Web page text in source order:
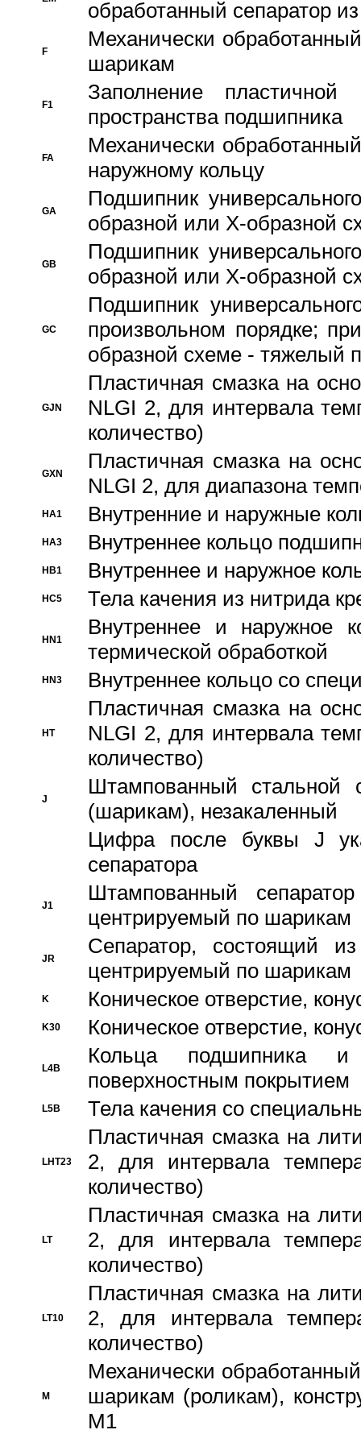
обработанный сепаратор
F
Механически
шарикам
F1
Заполнение
пространства подшипника
FA
Механически
наружному кольцу
GA
Подшипник
образной или Х-образной
GB
Подшипник
образной или Х-образной
GC
Подшипник
произвольном порядке;
образной схеме - тяжелый
GJN
Пластичная смазка на
NLGI 2, для интервала
количество)
GXN
Пластичная смазка на
NLGI 2, для диапазона
HA1 Внутренние и наружные
HA3 Bнутреннее кольцо
HB1 Bнутреннее и наружное
HC5 Тела качения из нитрида
HN1
Bнутреннее и наружное
термической обработкой
HN3 Внутреннее кольцо со
HT
Пластичная смазка на
NLGI 2, для интервала
количество)
J
Штампованный стальной
(шарикам), незакаленный
Цифра после буквы J
сепаратора
J1
Штампованный
центрируемый по шарикам
JR
Сепаратор, состоящий
центрируемый по шарикам
K Коническое отверстие,
K30 Коническое отверстие,
L4B
Кольца подшипника
поверхностным покрытием
L5B Тела качения со
LHT23
Пластичная смазка на
2, для интервала
количество)
LT
Пластичная смазка на
2, для интервала
количество)
LT10
Пластичная смазка на
2, для интервала
количество)
M
Механически
шарикам (роликам),
M1